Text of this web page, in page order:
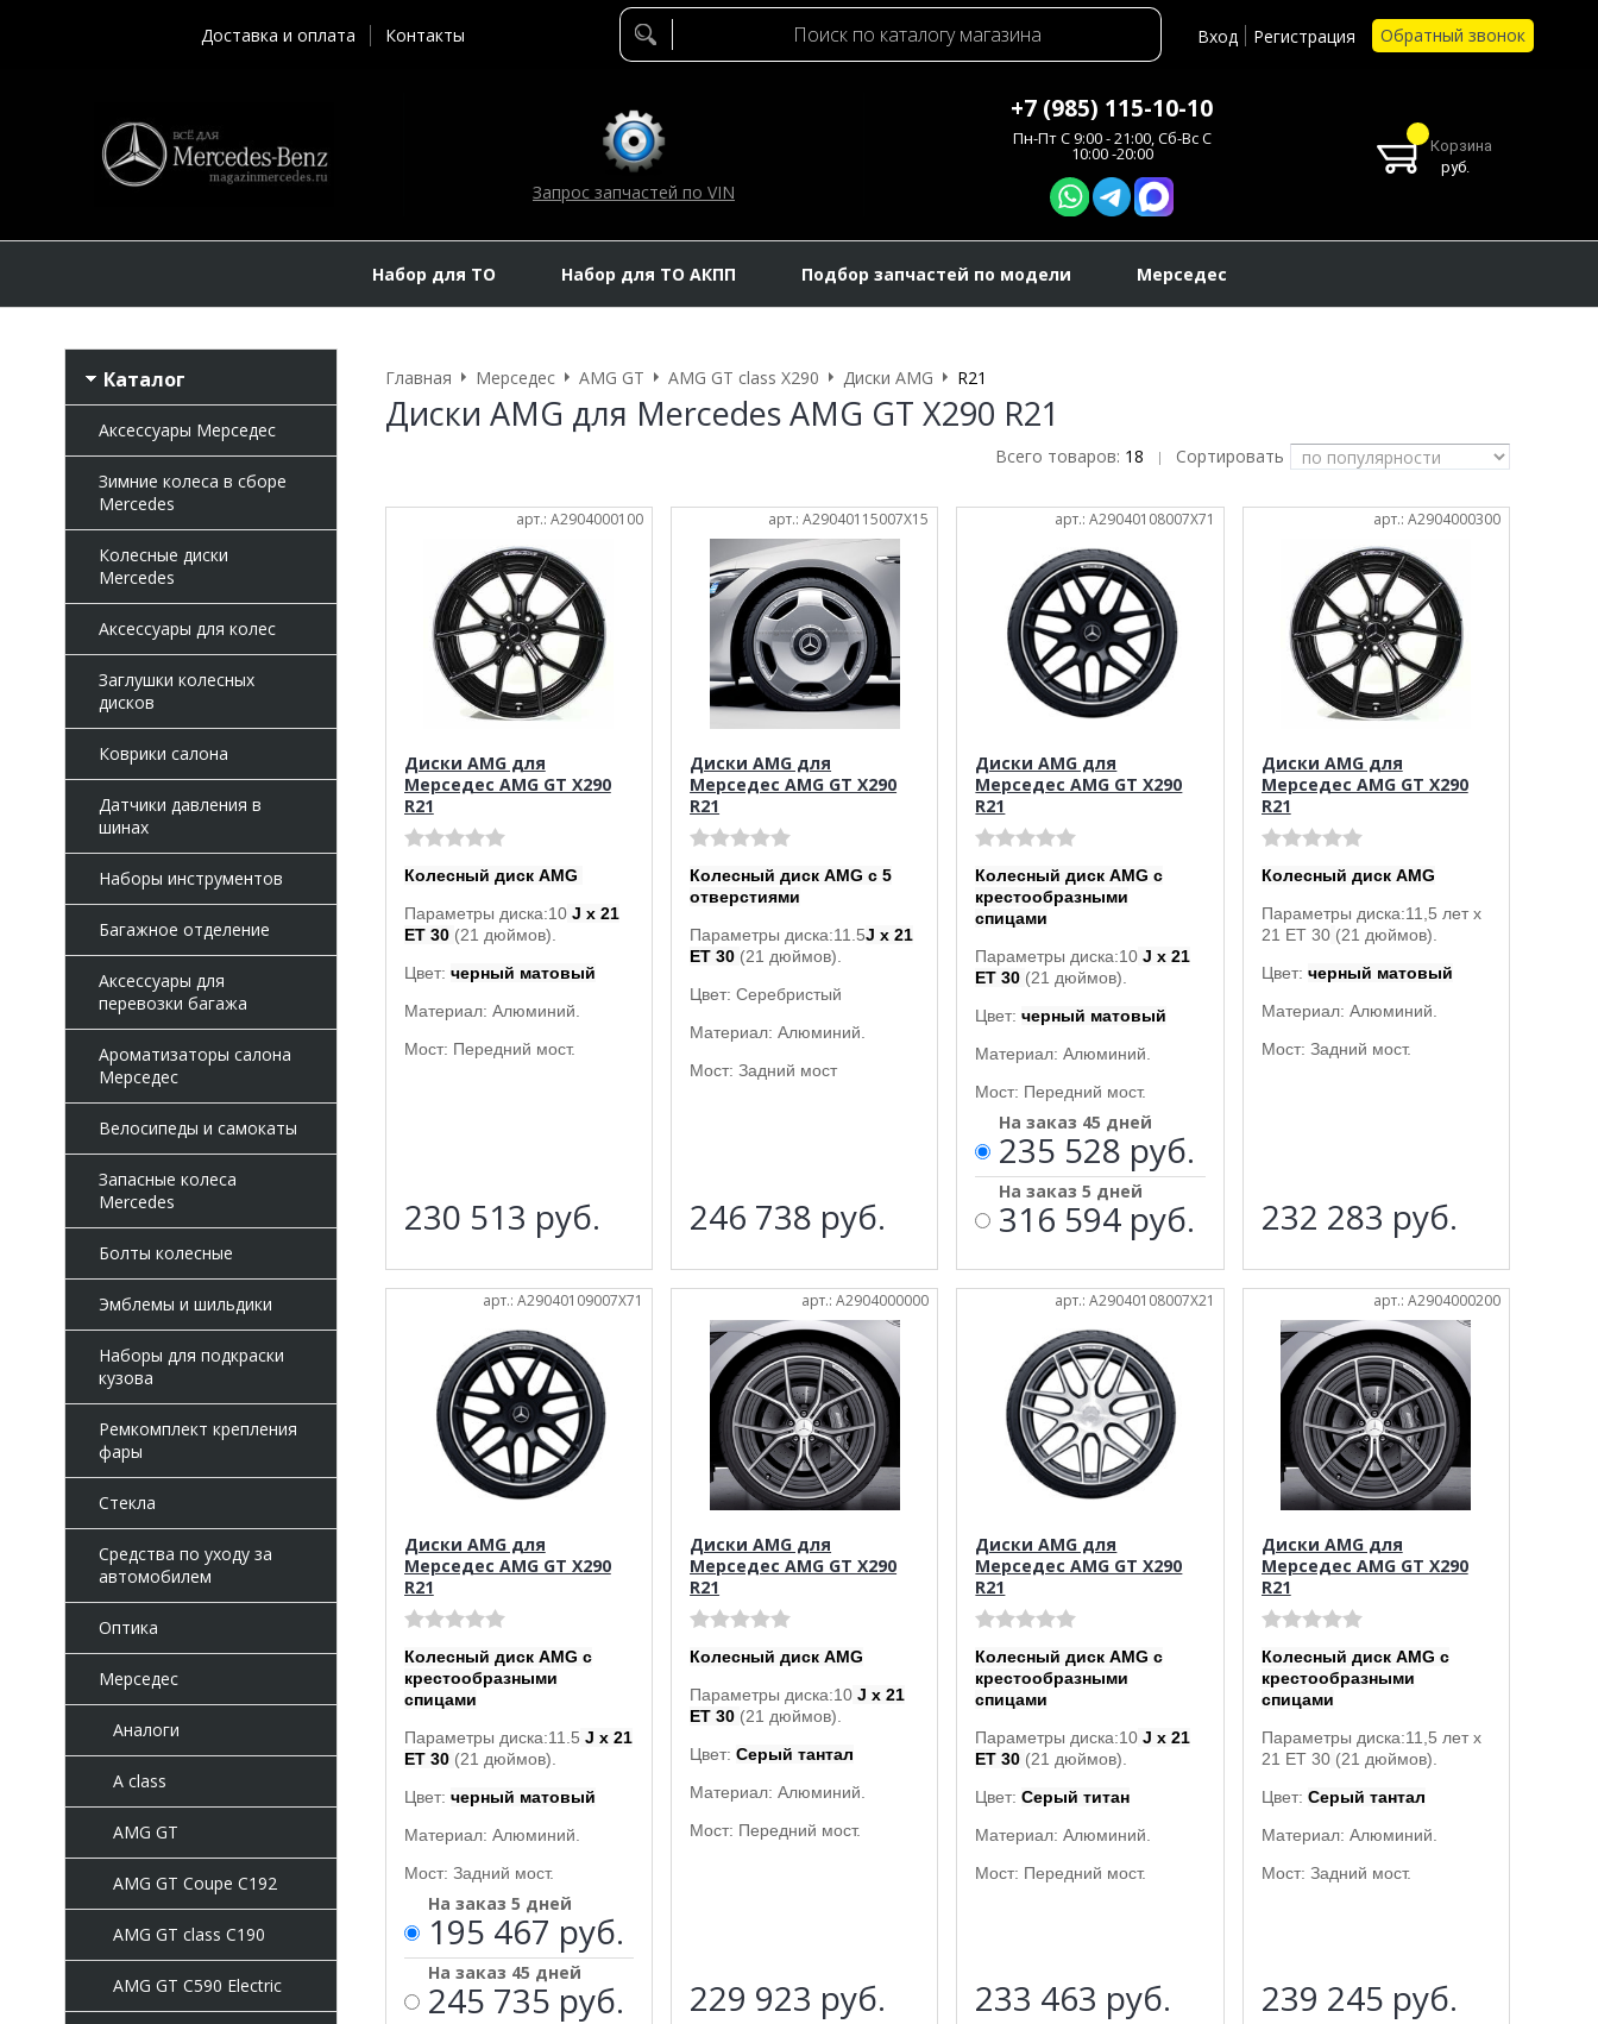
Доставка и оплата Контакты Вход Регистрация Обратный звонок
Запрос запчастей по VIN
+7 (985) 115-10-10
Пн-Пт C 9:00 - 21:00, Сб-Вс С
10:00 -20:00
Корзина
руб.
Набор для ТО Набор для ТО АКПП Подбор запчастей по модели Мерседес
Каталог
Аксессуары Мерседес
Зимние колеса в сборе
Mercedes
Колесные диски
Mercedes
Аксессуары для колес
Заглушки колесных
дисков
Коврики салона
Датчики давления в
шинах
Наборы инструментов
Багажное отделение
Аксессуары для
перевозки багажа
Ароматизаторы салона
Мерседес
Велосипеды и самокаты
Запасные колеса
Mercedes
Болты колесные
Эмблемы и шильдики
Наборы для подкраски
кузова
Ремкомплект крепления
фары
Стекла
Средства по уходу за
автомобилем
Оптика
Мерседес
Аналоги
A class
AMG GT
AMG GT Coupe C192
AMG GT class C190
AMG GT C590 Electric
Главная Мерседес AMG GT AMG GT class X290 Диски AMG R21
Диски AMG для Mercedes AMG GT X290 R21
Всего товаров: 18 | Сортировать
арт.: A2904000100
Диски AMG для
Мерседес AMG GT X290
R21
Колесный диск AMG
Параметры диска:10J x 21
ET 30 (21 дюймов).
Цвет: черный матовый
Материал: Алюминий.
Мост: Передний мост.
230 513 руб.
арт.: A29040115007X15
Диски AMG для
Мерседес AMG GT X290
R21
Колесный диск AMG с 5
отверстиями
Параметры диска:11.5J x 21
ET 30 (21 дюймов).
Цвет: Серебристый
Материал: Алюминий.
Мост: Задний мост
246 738 руб.
арт.: A29040108007X71
Диски AMG для
Мерседес AMG GT X290
R21
Колесный диск AMG с
крестообразными
спицами
Параметры диска:10 J x 21
ET 30 (21 дюймов).
Цвет:черный матовый
Материал: Алюминий.
Мост: Передний мост.
На заказ 45 дней
235 528 руб.
На заказ 5 дней
316 594 руб.
арт.: A2904000300
Диски AMG для
Мерседес AMG GT X290
R21
Колесный диск AMG
Параметры диска:11,5 лет x
21 ET 30 (21 дюймов).
Цвет: черный матовый
Материал: Алюминий.
Мост: Задний мост.
232 283 руб.
арт.: A29040109007X71
Диски AMG для
Мерседес AMG GT X290
R21
Колесный диск AMG с
крестообразными
спицами
Параметры диска:11.5 J x 21
ET 30 (21 дюймов).
Цвет: черный матовый
Материал: Алюминий.
Мост: Задний мост.
На заказ 5 дней
195 467 руб.
На заказ 45 дней
245 735 руб.
арт.: A2904000000
Диски AMG для
Мерседес AMG GT X290
R21
Колесный диск AMG
Параметры диска:10 J x 21
ET 30 (21 дюймов).
Цвет:Серый тантал
Материал: Алюминий.
Мост: Передний мост.
229 923 руб.
арт.: A29040108007X21
Диски AMG для
Мерседес AMG GT X290
R21
Колесный диск AMG с
крестообразными
спицами
Параметры диска:10 J x 21
ET 30 (21 дюймов).
Цвет:Серый титан
Материал: Алюминий.
Мост: Передний мост.
233 463 руб.
арт.: A2904000200
Диски AMG для
Мерседес AMG GT X290
R21
Колесный диск AMG с
крестообразными
спицами
Параметры диска:11,5 лет x
21 ET 30 (21 дюймов).
Цвет: Серый тантал
Материал: Алюминий.
Мост: Задний мост.
239 245 руб.